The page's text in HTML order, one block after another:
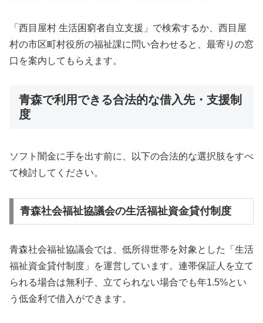
「西目屋村 生活困窮者自立支援」で検索するか、西目屋
村の市区町村役所の福祉課に問い合わせると、最寄りの窓
口を案内してもらえます。
青森で利用できる合法的な借入先・支援制
度
ソフト闇金に手を出す前に、以下の合法的な選択肢をすべ
て検討してください。
青森社会福祉協議会の生活福祉資金貸付制度
青森社会福祉協議会では、低所得世帯を対象とした「生活
福祉資金貸付制度」を運営しています。連帯保証人を立て
られる場合は無利子、立てられない場合でも年1.5%とい
う低金利で借入ができます。